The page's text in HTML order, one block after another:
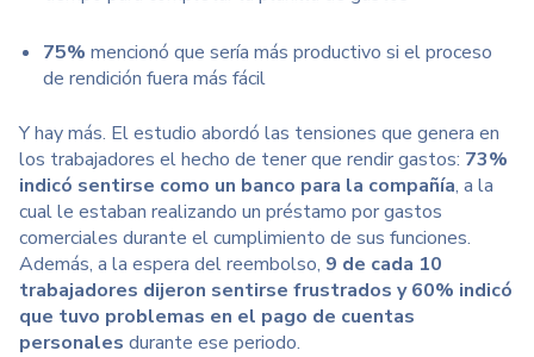
75% mencionó que sería más productivo si el proceso
de rendición fuera más fácil
Y hay más. El estudio abordó las tensiones que genera en
los trabajadores el hecho de tener que rendir gastos: 73%
indicó sentirse como un banco para la compañía, a la
cual le estaban realizando un préstamo por gastos
comerciales durante el cumplimiento de sus funciones.
Además, a la espera del reembolso, 9 de cada 10
trabajadores dijeron sentirse frustrados y 60% indicó
que tuvo problemas en el pago de cuentas
personales durante ese periodo.